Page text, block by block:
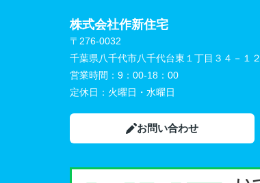
株式会社作新住宅
〒276-0032
千葉県八千代市八千代台東１丁目３４－１２
営業時間： 9：00-18：00
定休日： 火曜日・水曜日
お問い合わせ